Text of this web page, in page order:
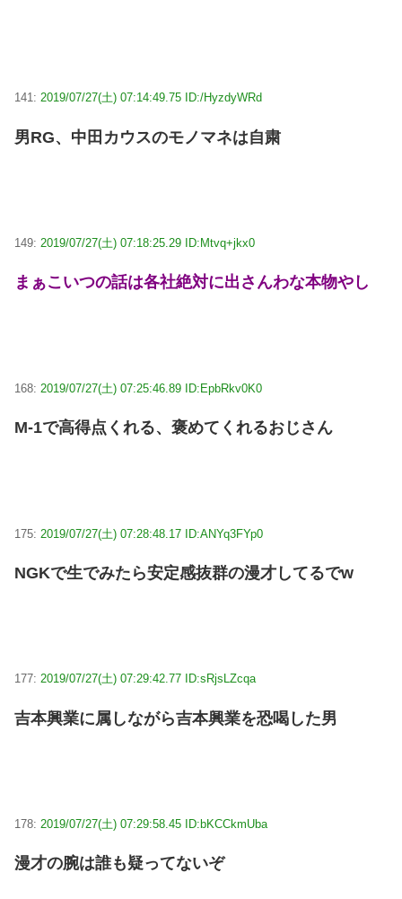
141: 2019/07/27(土) 07:14:49.75 ID:/HyzdyWRd
男RG、中田カウスのモノマネは自粛
149: 2019/07/27(土) 07:18:25.29 ID:Mtvq+jkx0
まぁこいつの話は各社絶対に出さんわな本物やし
168: 2019/07/27(土) 07:25:46.89 ID:EpbRkv0K0
M-1で高得点くれる、褒めてくれるおじさん
175: 2019/07/27(土) 07:28:48.17 ID:ANYq3FYp0
NGKで生でみたら安定感抜群の漫才してるでw
177: 2019/07/27(土) 07:29:42.77 ID:sRjsLZcqa
吉本興業に属しながら吉本興業を恐喝した男
178: 2019/07/27(土) 07:29:58.45 ID:bKCCkmUba
漫才の腕は誰も疑ってないぞ